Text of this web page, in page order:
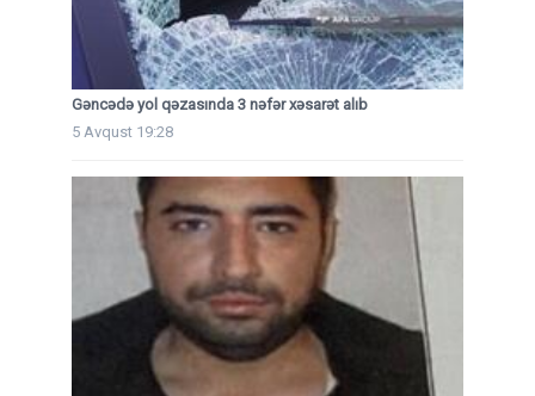
Gəncədə yol qəzasında 3 nəfər xəsarət alıb
5 Avqust 19:28